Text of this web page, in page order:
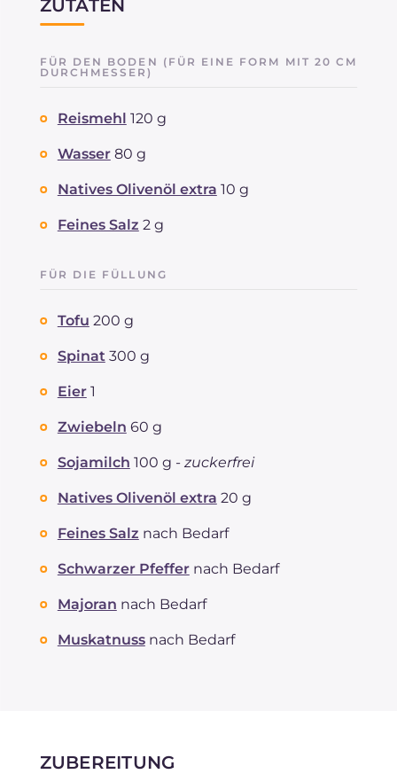
ZUTATEN
FÜR DEN BODEN (FÜR EINE FORM MIT 20 CM
DURCHMESSER)
Reismehl 120 g
Wasser 80 g
Natives Olivenöl extra 10 g
Feines Salz 2 g
FÜR DIE FÜLLUNG
Tofu 200 g
Spinat 300 g
Eier 1
Zwiebeln 60 g
Sojamilch 100 g - zuckerfrei
Natives Olivenöl extra 20 g
Feines Salz nach Bedarf
Schwarzer Pfeffer nach Bedarf
Majoran nach Bedarf
Muskatnuss nach Bedarf
ZUBEREITUNG